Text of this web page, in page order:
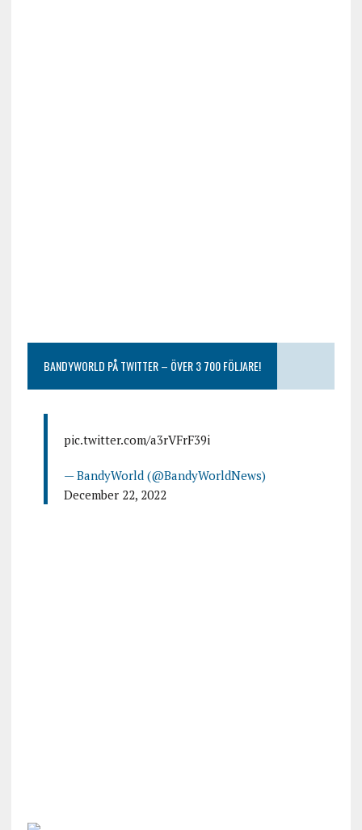
BANDYWORLD PÅ TWITTER – ÖVER 3 700 FÖLJARE!
pic.twitter.com/a3rVFrF39i
— BandyWorld (@BandyWorldNews)
December 22, 2022